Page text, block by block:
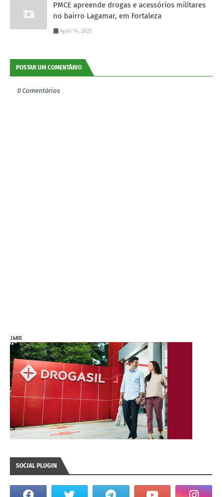
PMCE apreende drogas e acessórios militares
no bairro Lagamar, em Fortaleza
April 14, 2025
POSTAR UM COMENTÁRIO
0 Comentários
SOCIAL PLUGIN